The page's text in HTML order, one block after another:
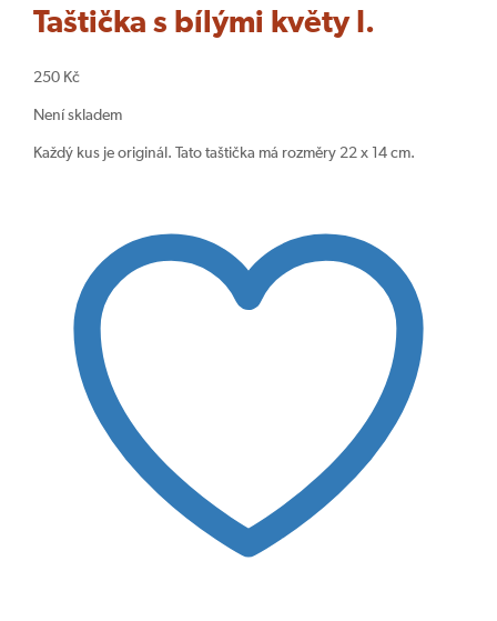
Taštička s bílými květy I.
250 Kč
Není skladem
Každý kus je originál. Tato taštička má rozměry 22 x 14 cm.